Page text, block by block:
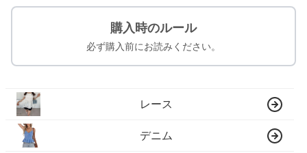
購入時のルール
必ず購入前にお読みください。
レース
デニム